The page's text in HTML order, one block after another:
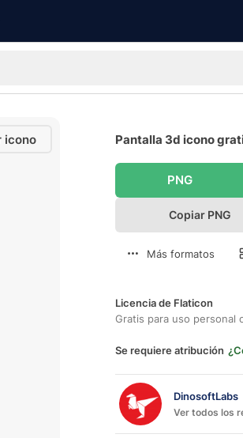
icono Pantalla 3d icono
PNG
Copiar PNG
Más formatos
Licencia de Flaticon
Gratis para uso personal
Se requiere atribución
DinosoftLabs
Ver todos los